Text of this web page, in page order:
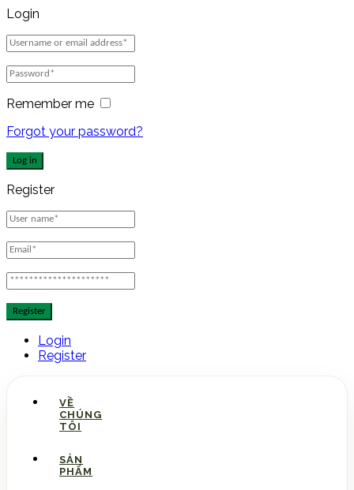
Login
Remember me
Forgot your password?
Log in
Register
Register
Login
Register
VỀ
CHÚNG
TÔI
SẢN
PHẨM